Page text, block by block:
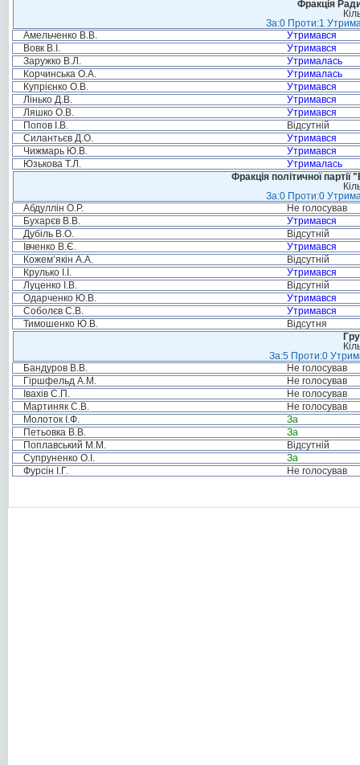
Фракція
За:0 Проти:1
Амельченко В.В.
Утримався
Вовк В.І.
Утримався
Заружко В.Л.
Утрималась
Корчинська О.А.
Утрималась
Купрієнко О.В.
Утримався
Лінько Д.В.
Утримався
Ляшко О.В.
Утримався
Попов І.В.
Відсутній
Силантьєв Д.О.
Утримався
Чижмарь Ю.В.
Утримався
Юзькова Т.Л.
Утрималась
Фракція політичної
За:0 Проти:0
Абдуллін О.Р.
Не голосував
Бухарєв В.В.
Утримався
Дубіль В.О.
Відсутній
Івченко В.Є.
Утримався
Кожем’якін А.А.
Відсутній
Крулько І.І.
Утримався
Луценко І.В.
Відсутній
Одарченко Ю.В.
Утримався
Соболєв С.В.
Утримався
Тимошенко Ю.В.
Відсутня
За:5 Проти:0
Бандуров В.В.
Не голосував
Гіршфельд А.М.
Не голосував
Івахів С.П.
Не голосував
Мартиняк С.В.
Не голосував
Молоток І.Ф.
За
Петьовка В.В.
За
Поплавський М.М.
Відсутній
Супруненко О.І.
За
Фурсін І.Г.
Не голосував